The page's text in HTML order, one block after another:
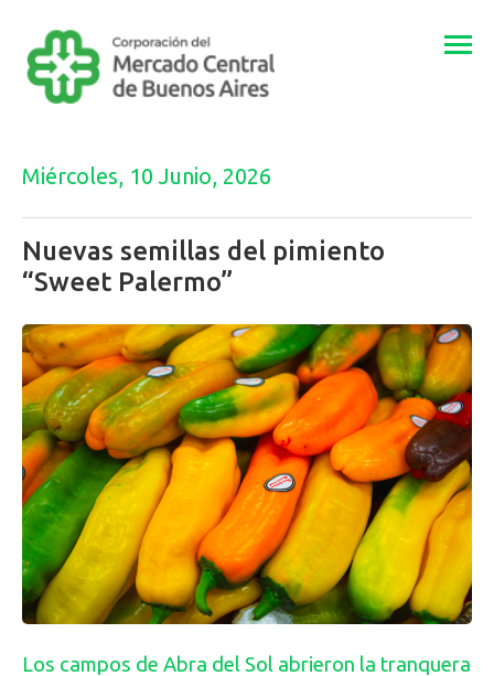
Miércoles, 10 Junio, 2026
Nuevas semillas del pimiento
“Sweet Palermo”
Los campos de Abra del Sol abrieron la tranquera